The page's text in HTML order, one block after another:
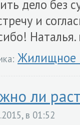
дело без
и
Наталья.
Жилищное
ли
в 01:52